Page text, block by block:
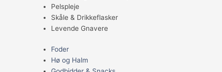
Pelspleje
Skåle & Drikkeflasker
Levende Gnavere
Foder
Hø og Halm